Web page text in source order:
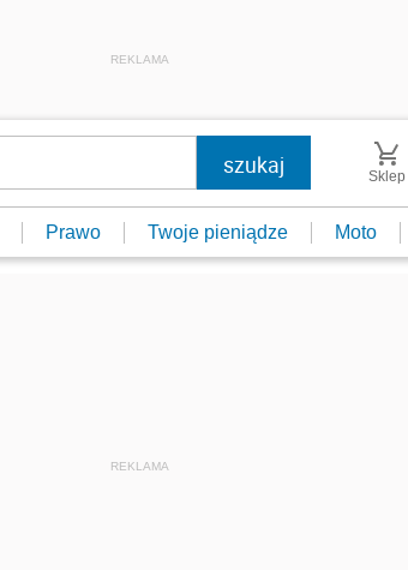
REKLAMA
Sklep
Prawo Twoje pieniądze Moto